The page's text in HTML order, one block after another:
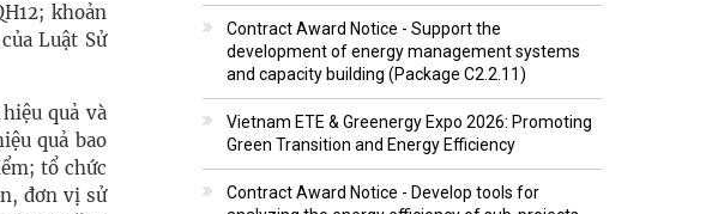
khoản
Luật Sử
quả và
quả bao
tổ chức
đơn vị sử
Contract Award Notice - Support the
development of energy management systems
and capacity building (Package C2.2.11)
Vietnam ETE & Greenergy Expo 2026: Promoting
Green Transition and Energy Efficiency
Contract Award Notice - Develop tools for